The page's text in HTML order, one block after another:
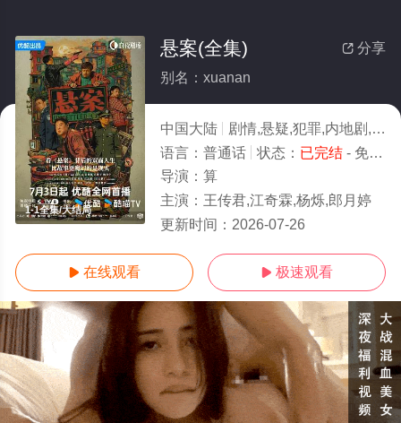
1-1全集/大结局
 分享
悬案(全集)
别名：xuanan
中国大陆
剧情,悬疑,犯罪,内地剧,内地
语言： 普通话 状态： 已完结- 免费在线观看
导演： 算
主演： 王传君,江奇霖,杨烁,郎月婷
更新时间： 2026-07-26
 在线观看  极速观看